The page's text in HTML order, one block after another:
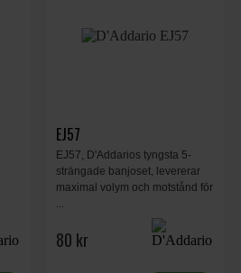
EJ57
EJ57, D'Addarios tyngsta 5-
strängade banjoset, levererar
maximal volym och motstånd för
...
80 kr